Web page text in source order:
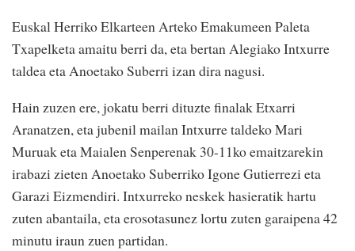
Euskal Herriko Elkarteen Arteko Emakumeen Paleta
Txapelketa amaitu berri da, eta bertan Alegiako Intxurre
taldea eta Anoetako Suberri izan dira nagusi.
Hain zuzen ere, jokatu berri dituzte finalak Etxarri
Aranatzen, eta jubenil mailan Intxurre taldeko Mari
Muruak eta Maialen Senperenak 30-11ko emaitzarekin
irabazi zieten Anoetako Suberriko Igone Gutierrezi eta
Garazi Eizmendiri. Intxurreko neskek hasieratik hartu
zuten abantaila, eta erosotasunez lortu zuten garaipena 42
minutu iraun zuen partidan.